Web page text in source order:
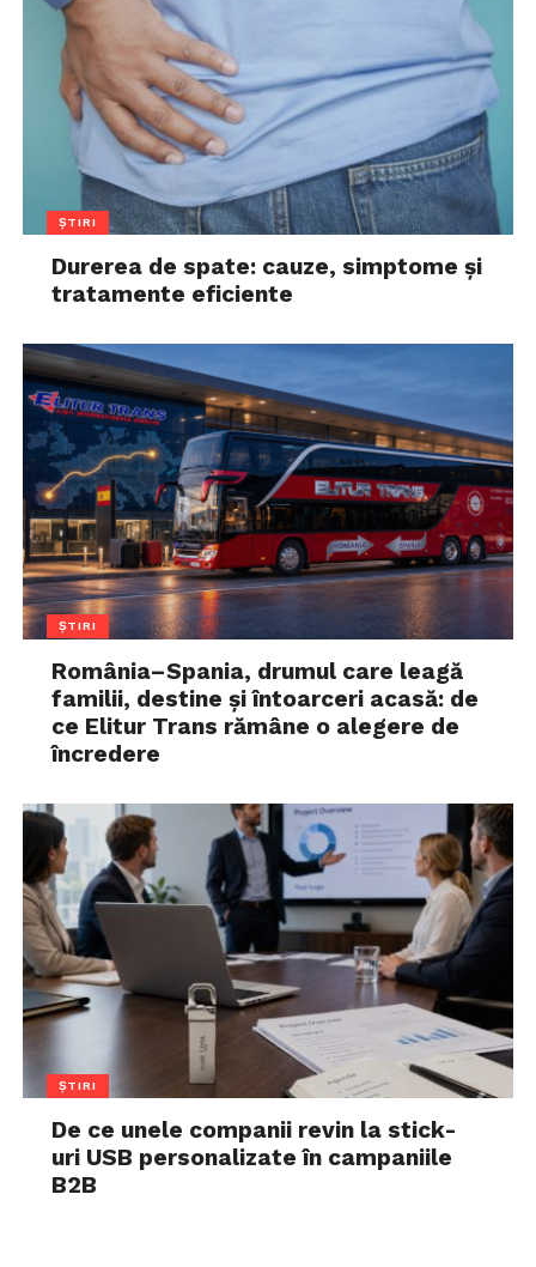
ȘTIRI
Durerea de spate: cauze, simptome și
tratamente eficiente
ȘTIRI
România–Spania, drumul care leagă
familii, destine și întoarceri acasă: de
ce Elitur Trans rămâne o alegere de
încredere
ȘTIRI
De ce unele companii revin la stick-
uri USB personalizate în campaniile
B2B